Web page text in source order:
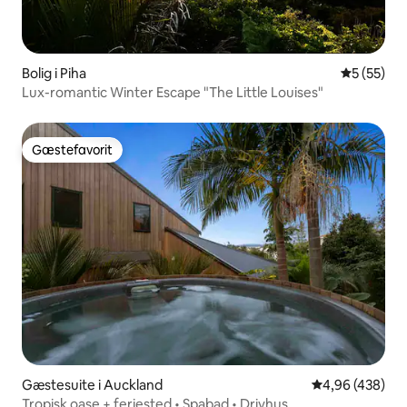
Bolig i Piha 5 ud af 5 i
5 (55)
Lux-romantic Winter Escape "The Little Louises"
Gæstefavorit
Gæstefavorit
Gæstesuite i Auckland 4,96 ud af 5 i
4,96 (438)